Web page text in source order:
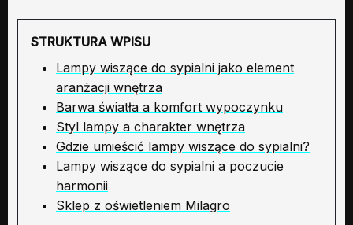
STRUKTURA WPISU
Lampy wiszące do sypialni jako element
aranżacji wnętrza
Barwa światła a komfort wypoczynku
Styl lampy a charakter wnętrza
Gdzie umieścić lampy wiszące do sypialni?
Lampy wiszące do sypialni a poczucie
harmonii
Sklep z oświetleniem Milagro